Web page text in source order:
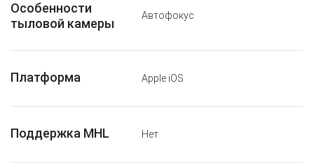
Особенности
тыловой камеры
Автофокус
Платформа Apple iOS
Поддержка MHL Нет